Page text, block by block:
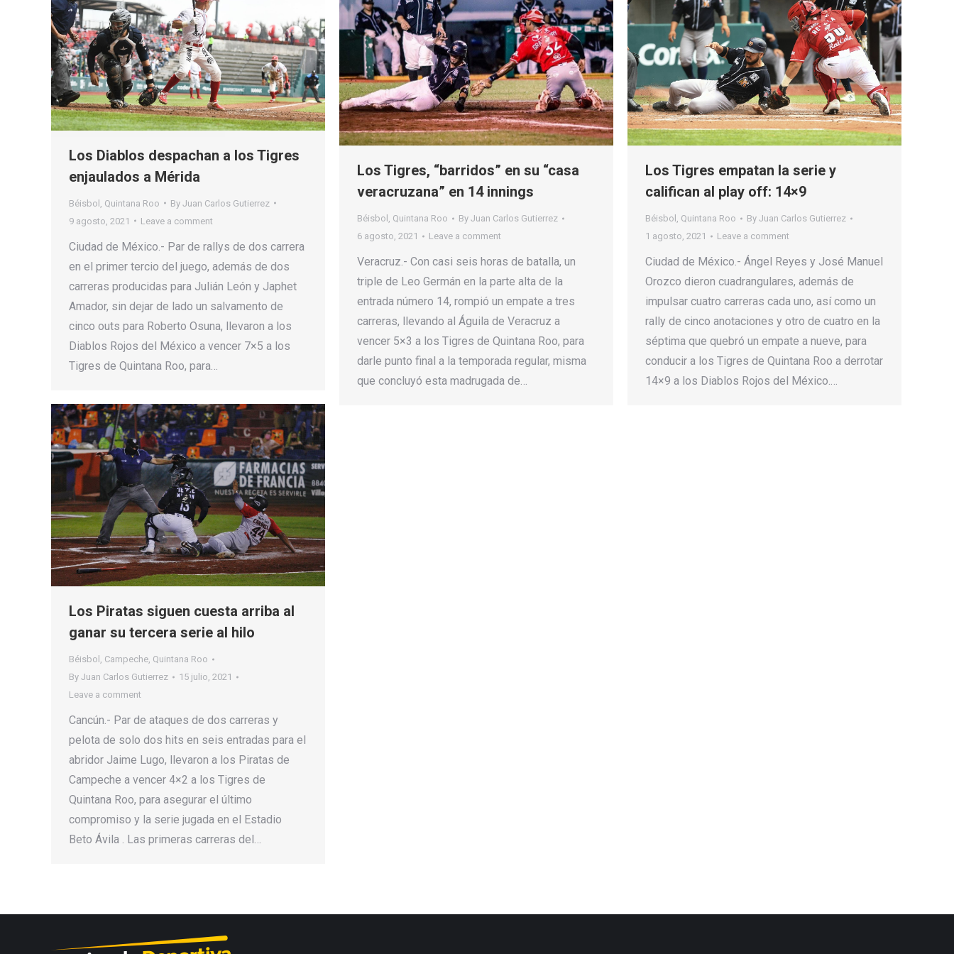
Los Diablos despachan a los Tigres
enjaulados a Mérida
Béisbol Quintana Roo By Juan Carlos Gutierrez
9 agosto, 2021
Leave a comment
Ciudad de México.- Par de rallys de dos carrera
en el primer tercio del juego, además de dos
carreras producidas para Julián León y Japhet
Amador, sin dejar de lado un salvamento de
cinco outs para Roberto Osuna, llevaron a los
Diablos Rojos del México a vencer 7×5 a los
Tigres de Quintana Roo, para…
Los Tigres, “barridos” en su “casa
veracruzana” en 14 innings
Béisbol , Quintana Roo By Juan Carlos Gutierrez
6 agosto, 2021
Leave a comment
Veracruz.- Con casi seis horas de batalla, un
triple de Leo Germán en la parte alta de la
entrada número 14, rompió un empate a tres
carreras, llevando al Águila de Veracruz a
vencer 5×3 a los Tigres de Quintana Roo, para
darle punto final a la temporada regular, misma
que concluyó esta madrugada de…
Los Tigres empatan la serie y
califican al play off: 14×9
Béisbol , Quintana Roo By Juan Carlos Gutierrez
1 agosto, 2021
Leave a comment
Ciudad de México.- Ángel Reyes y José Manuel
Orozco dieron cuadrangulares, además de
impulsar cuatro carreras cada uno, así como un
rally de cinco anotaciones y otro de cuatro en la
séptima que quebró un empate a nueve, para
conducir a los Tigres de Quintana Roo a derrotar
14×9 a los Diablos Rojos del México.…
Los Piratas siguen cuesta arriba al
ganar su tercera serie al hilo
Béisbol , Campeche, Quintana Roo
By Juan Carlos Gutierrez
15 julio, 2021
Leave a comment
Cancún.- Par de ataques de dos carreras y
pelota de solo dos hits en seis entradas para el
abridor Jaime Lugo, llevaron a los Piratas de
Campeche a vencer 4×2 a los Tigres de
Quintana Roo, para asegurar el último
compromiso y la serie jugada en el Estadio
Beto Ávila . Las primeras carreras del…